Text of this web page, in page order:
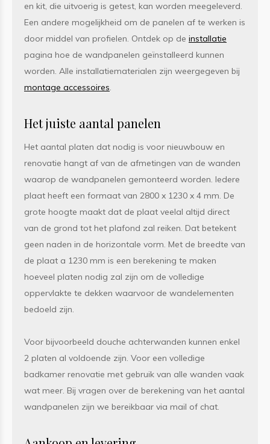
en kit, die uitvoerig is getest, kan worden meegeleverd.
Een andere mogelijkheid om de panelen af te werken is
door middel van profielen. Ontdek op de installatie
pagina hoe de wandpanelen geïnstalleerd kunnen
worden. Alle installatiematerialen zijn weergegeven bij
montage accessoires.
Het juiste aantal panelen
Het aantal platen dat nodig is voor nieuwbouw en
renovatie hangt af van de afmetingen van de wanden
waarop de wandpanelen gemonteerd worden. Iedere
plaat heeft een formaat van 2800 x 1230 x 4 mm. De
grote hoogte maakt dat de plaat veelal altijd direct
van de grond tot het plafond zal reiken. Dat betekent
geen naden in de horizontale vorm. Met de breedte van
de plaat a 1230 mm is een berekening te maken
hoeveel platen nodig zal zijn om de volledige
oppervlakte te dekken waarvoor de wandelementen
bedoeld zijn.
Voor bijvoorbeeld douche achterwanden kunnen enkel
2 platen al voldoende zijn. Voor een volledige
badkamer renovatie met gebruik van alle wanden vaak
wat meer. Bij vragen over de berekening van het aantal
wandpanelen zijn we bereikbaar via mail of chat.